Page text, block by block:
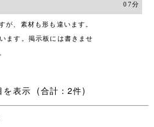
及びご入金をお願い致しま
場合は落札者都合でキャンセ
07分
が、素材も形も違います。
ます。掲示板には書きませ
を表示 (合計：2件)